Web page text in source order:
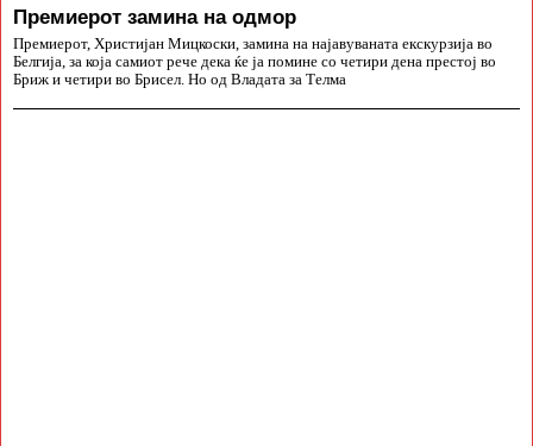
Премиерот замина на одмор
Премиерот, Христијан Мицкоски, замина на најавуваната екскурзија во
Белгија, за која самиот рече дека ќе ја помине со четири дена престој во
Бриж и четири во Брисел. Но од Владата за Телма